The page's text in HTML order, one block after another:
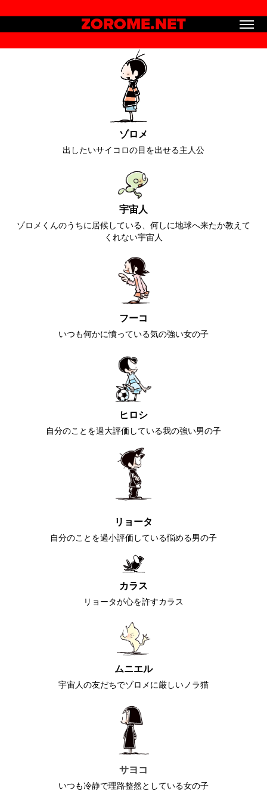
ZOROME.NET
ゾロメ
出したいサイコロの目を出せる主人公
宇宙人
ゾロメくんのうちに居候している、何しに地球へ来たか教えて
くれない宇宙人
フーコ
いつも何かに憤っている気の強い女の子
ヒロシ
自分のことを過大評価している我の強い男の子
リョータ
自分のことを過小評価している悩める男の子
カラス
リョータが心を許すカラス
ムニエル
宇宙人の友だちでゾロメに厳しいノラ猫
サヨコ
いつも冷静で理路整然としている女の子